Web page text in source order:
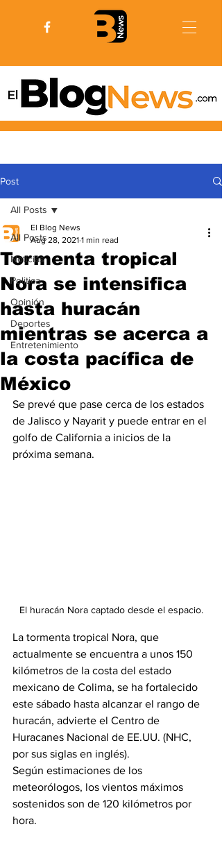
Post
All Posts
Noticias
Politica
Opinión
Deportes
Entretenimiento
All Posts
Tormenta tropical
Nora se intensifica
hasta huracán
mientras se acerca a
la costa pacífica de
México
El Blog News
Aug 28, 2021 1 min read
Se prevé que pase cerca de los estados
de Jalisco y Nayarit y puede entrar en el
golfo de California a inicios de la
próxima semana.
El huracán Nora captado desde el espacio.
La tormenta tropical Nora, que
actualmente se encuentra a unos 150
kilómetros de la costa del estado
mexicano de Colima, se ha fortalecido
este sábado hasta alcanzar el rango de
huracán, advierte el Centro de
Huracanes Nacional de EE.UU. (NHC,
por sus siglas en inglés).
Según estimaciones de los
meteorólogos, los vientos máximos
sostenidos son de 120 kilómetros por
hora.